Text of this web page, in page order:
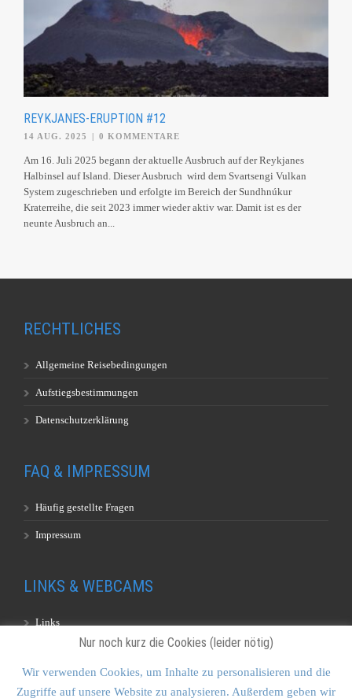
REYKJANES-ERUPTION #12
14 AUG. 2025 | 0 KOMMENTARE
Am 16. Juli 2025 begann der aktuelle Ausbruch auf der Reykjanes
Halbinsel auf Island. Dieser Ausbruch wird dem Svartsengi Vulkan
System zugeschrieben und erfolgte im Bereich der Sundhnúkur
Kraterreihe, die seit 2023 immer wieder aktiv war. Damit ist es der
neunte Ausbruch an...
RECHTLICHES
Allgemeine Reisebedingungen
Aufstiegsbestimmungen
Datenschutzerklärung
FAQ & IMPRESSUM
Häufig gestellte Fragen
Impressum
LINKS & WEBCAMS
Links
Nur noch kurz die Cookies (leider nötig)
Wir verwenden Cookies, um Inhalte zu personalisieren und die
Zugriffe auf unsere Website zu analysieren. Außerdem geben wir